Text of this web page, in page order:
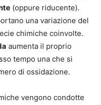
(oppure riducente).
una variazione del
chimiche coinvolte.
aumenta il proprio
tempo una che si
di ossidazione.
vengono condotte